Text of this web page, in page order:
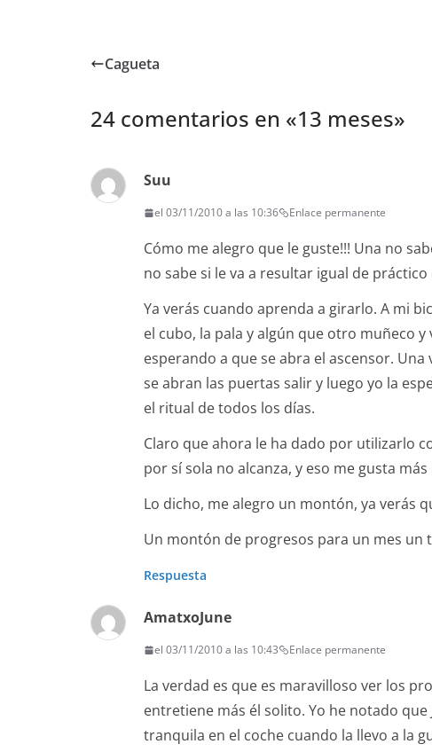
Cagueta
24 comentarios en «13 meses»
Suu
el 03/11/2010 a las 10:36 Enlace permanente
Cómo me alegro que le guste!!! Una no
no sabe si le va a resultar igual de
Ya verás cuando aprenda a girarlo. A mi
el cubo, la pala y algún que otro muñeco y
esperando a que se abra el ascensor.
se abran las puertas salir y luego yo la
el ritual de todos los días.
Claro que ahora le ha dado por utilizarlo
por sí sola no alcanza, y eso me gusta
Lo dicho, me alegro un montón, ya verás
Un montón de progresos para un mes un
Respuesta
AmatxoJune
el 03/11/2010 a las 10:43 Enlace permanente
La verdad es que es maravilloso ver los
entretiene más él solito. Yo he notado
tranquila en el coche cuando la llevo a la